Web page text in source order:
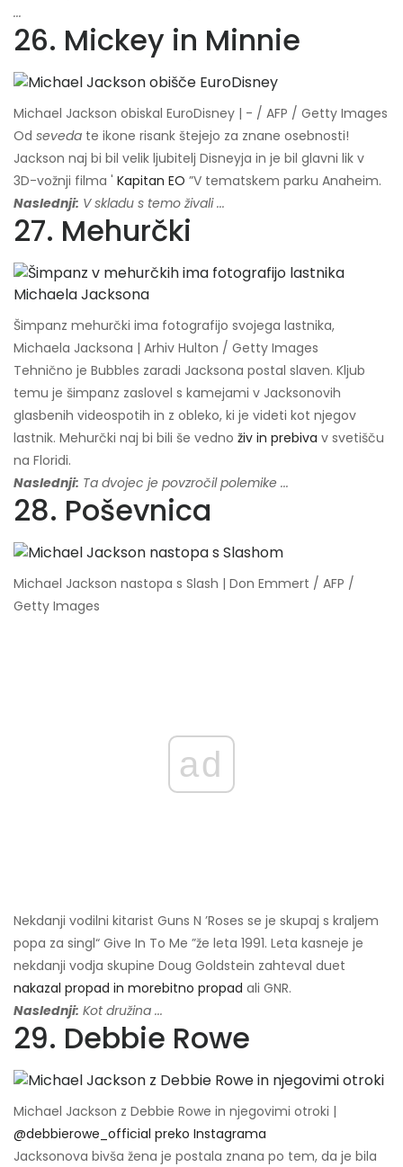
...
26. Mickey in Minnie
Michael Jackson obiskal EuroDisney | - / AFP / Getty Images
Od seveda te ikone risank štejejo za znane osebnosti!
Jackson naj bi bil velik ljubitelj Disneyja in je bil glavni lik v
3D-vožnji filma ' Kapitan EO ”V tematskem parku Anaheim.
Naslednji: V skladu s temo živali ...
27. Mehurčki
Šimpanz mehurčki ima fotografijo svojega lastnika,
Michaela Jacksona | Arhiv Hulton / Getty Images
Tehnično je Bubbles zaradi Jacksona postal slaven. Kljub
temu je šimpanz zaslovel s kamejami v Jacksonovih
glasbenih videospotih in z obleko, ki je videti kot njegov
lastnik. Mehurčki naj bi bili še vedno živ in prebiva v svetišču
na Floridi.
Naslednji: Ta dvojec je povzročil polemike ...
28. Poševnica
Michael Jackson nastopa s Slash | Don Emmert / AFP /
Getty Images
ad
Nekdanji vodilni kitarist Guns N ’Roses se je skupaj s kraljem
popa za singl“ Give In To Me ”že leta 1991. Leta kasneje je
nekdanji vodja skupine Doug Goldstein zahteval duet
nakazal propad in morebitno propad ali GNR.
Naslednji: Kot družina ...
29. Debbie Rowe
Michael Jackson z Debbie Rowe in njegovimi otroki |
@debbierowe_official preko Instagrama
Jacksonova bivša žena je postala znana po tem, da je bila